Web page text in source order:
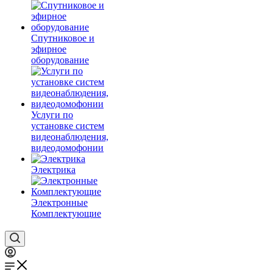
Спутниковое и
эфирное
оборудование
Услуги по
установке систем
видеонаблюдения,
видеодомофонии
Электрика
Электронные
Комплектующие